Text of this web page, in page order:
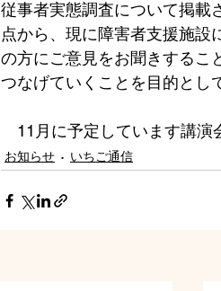
従事者実態調査について掲載
点から、現に障害者支援施設
の方にご意見をお聞きするこ
つなげていくことを目的とし
11月に予定しています講演
お知らせ いちご通信